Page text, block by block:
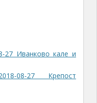
27 Иванково кале и
08-27 Крепост